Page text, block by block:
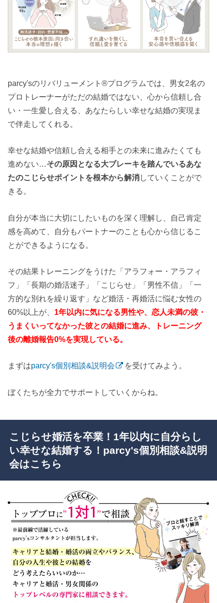
parcy'sのリバリューメント®︎プログラムでは、男女2名の
プロトレーナーがただの結婚ではない、心から信頼し合
い・一生愛し合える、あなたらしい幸せな結婚の実現ま
で伴走してくれる。
幸せな結婚や信頼し合える相手との未来に進みたくても
進めない…その原因となる大ブレーキを踏んでいるあな
たのこじらせポイントを根本から解消していくことがで
きる。
自分が本当に大切にしたいものを深く理解し、自己肯定
感を高めて、自分もパートナーのことも心から信じるこ
とができるようになる。
その結果トレーニングをうけた「アラフォー・アラフィ
フ」「長期の婚活迷子」「こじらせ」「男性不信」「一
方的な別れを繰り返す」など婚活・再婚活に悩む女性の
60%以上が、 1年以内に気になる男性や、恋人未満の彼・
うまくいってなかった彼との結婚に進み、トレーニング
後の離婚報告0%を実現している。
まずはparcy's個別相談&説明会 を受けてみよう。
ぼくたちが全力でサポートしていくからね。
こじらせ婚活を卒業！1年以内に自分らし
い幸せな結婚する！parcy's個別相談&説明
会はこちら